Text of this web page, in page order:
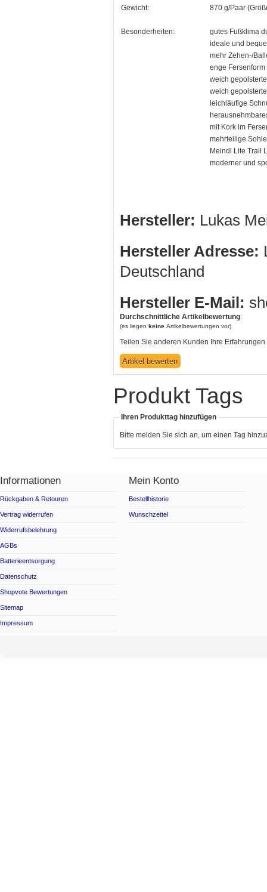
Gewicht: 870 g/Paar
Besonderheiten:
gutes Fußklima
ideale und
mehr Zehen-/
enge
weich
weich
leichläufige
mit Kork im
mehrteilige
Meindl Lite Trail
moderner und
Hersteller: Lukas
Hersteller Adresse:
Deutschland
Hersteller E-Mail:
Durchschnittliche Artikelbewertung:
(es liegen keine Artikelbewertungen vor)
Teilen Sie anderen Kunden Ihre Erfahrungen
Produkt Tags
Ihren Produkttag hinzufügen
Bitte melden Sie sich an, um einen Tag
Informationen
Rückgaben & Retouren
Vertrag widerrufen
Widerrufsbelehrung
AGBs
Batterieentsorgung
Datenschutz
Shopvote Bewertungen
Sitemap
Impressum
Mein Konto
Bestellhistorie
Wunschzettel